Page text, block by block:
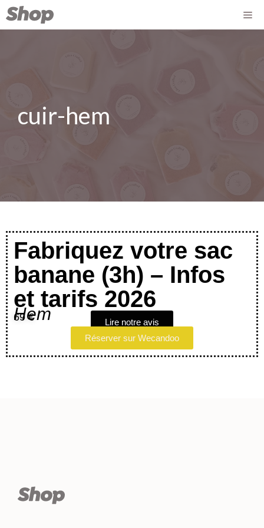
cuir-hem
Fabriquez votre sac
banane (3h) – Infos
et tarifs 2026
Hem
69 €
Lire notre avis
Réserver sur Wecandoo